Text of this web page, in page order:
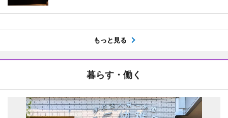
もっと見る
暮らす・働く